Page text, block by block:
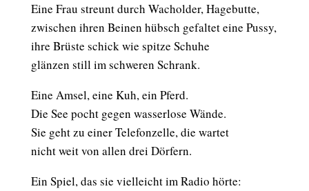
Eine Frau streunt durch Wacholder, Hagebutte,
zwischen ihren Beinen hübsch gefaltet eine Pussy,
ihre Brüste schick wie spitze Schuhe
glänzen still im schweren Schrank.
Eine Amsel, eine Kuh, ein Pferd.
Die See pocht gegen wasserlose Wände.
Sie geht zu einer Telefonzelle, die wartet
nicht weit von allen drei Dörfern.
Ein Spiel, das sie vielleicht im Radio hörte: